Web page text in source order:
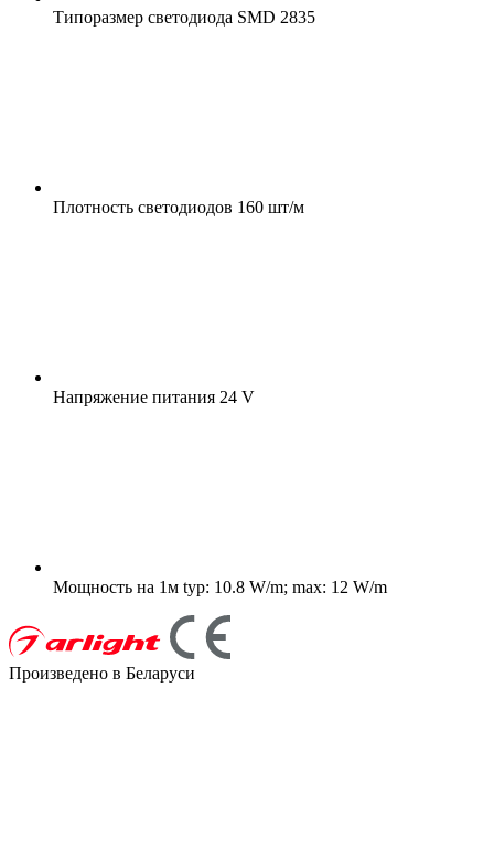
Типоразмер светодиода SMD 2835
Плотность светодиодов 160 шт/м
Напряжение питания 24 V
Мощность на 1м typ: 10.8 W/m; max: 12 W/m
Произведено в Беларуси